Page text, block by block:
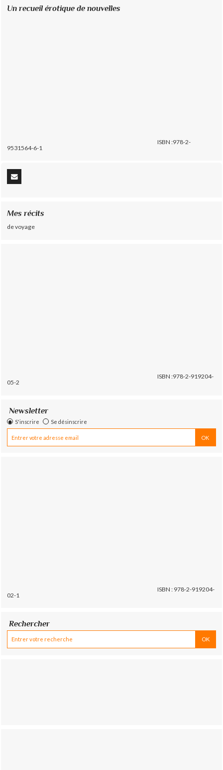
Un recueil érotique de nouvelles
ISBN :978-2-
9531564-6-1
Mes récits
de voyage
ISBN :978-2-919204-
05-2
Newsletter
S'inscrire Se désinscrire
ISBN : 978-2-919204-
02-1
Rechercher